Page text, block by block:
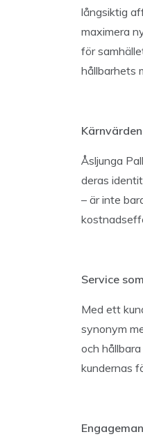
långsiktig
maximera
för
hållbarhets
Åsljunga
deras
– är inte
Service
Med ett
synonym
och
kundernas